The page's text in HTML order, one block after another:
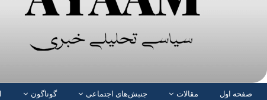
صفحە اول مقالات جنبش‌های اجتماعی گوناگون